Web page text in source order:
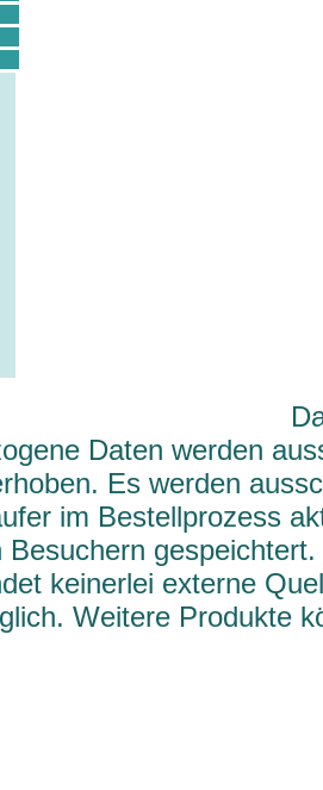
Daten werden
Es werden
im Bestellprozess
Besuchern
keinerlei externe
Weitere Produkte